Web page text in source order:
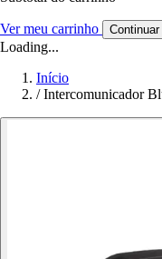
Ver meu carrinho
Loading...
Início
/ Intercomunicador